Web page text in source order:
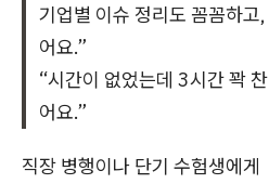
기업별 이슈 정리도 꼼꼼하고
어요.”
“시간이 없었는데 3시간 꽉
어요.”
직장 병행이나 단기 수험생에게